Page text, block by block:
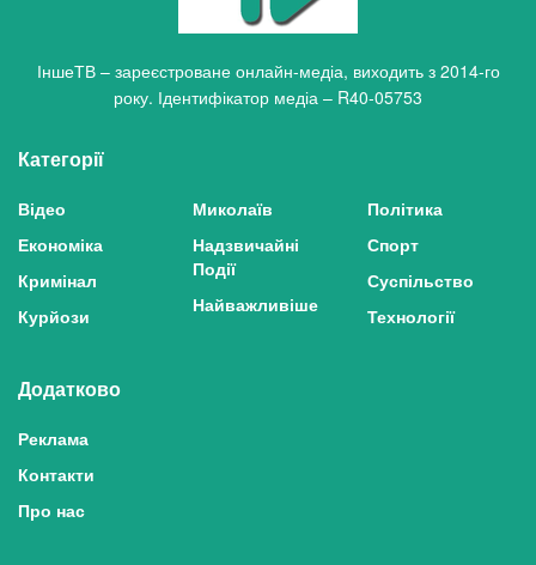
ІншеТВ – зареєстроване онлайн-медіа, виходить з 2014-го
року. Ідентифікатор медіа – R40-05753
Категорії
Відео
Економіка
Кримінал
Курйози
Миколаїв
Надзвичайні
Події
Найважливіше
Політика
Спорт
Суспільство
Технології
Додатково
Реклама
Контакти
Про нас